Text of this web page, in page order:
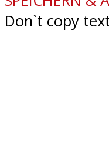
Don`t copy